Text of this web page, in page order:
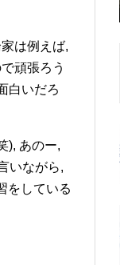
は例えば,
頑張ろう
白いだろ
), あのー,
いながら,
をしている